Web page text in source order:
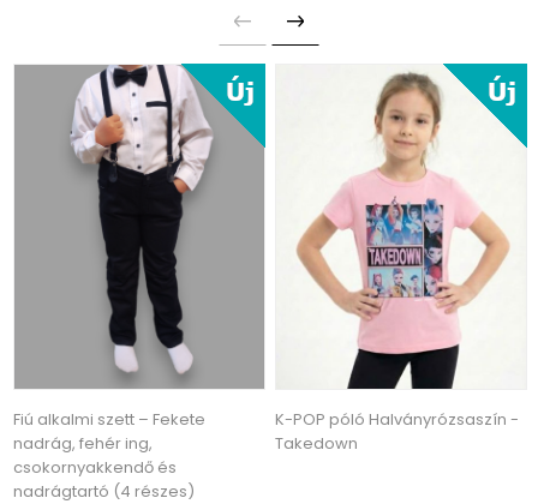
Fiú alkalmi szett – Fekete
nadrág, fehér ing,
csokornyakkendő és
nadrágtartó (4 részes)
K-POP póló Halványrózsaszín -
Takedown